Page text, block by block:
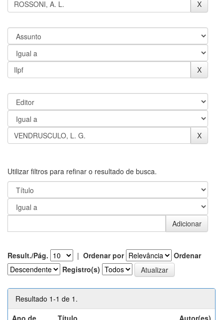
Utilizar filtros para refinar o resultado de busca.
Result./Pág. | Ordenar por
Ordenar
Registro(s)
Resultado 1-1 de 1.
Ano de
Título Autor(es)